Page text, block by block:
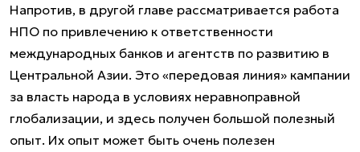
Напротив, в другой главе рассматривается работа
НПО по привлечению к ответственности
международных банков и агентств по развитию в
Центральной Азии. Это «передовая линия» кампании
за власть народа в условиях неравноправной
глобализации, и здесь получен большой полезный
опыт. Их опыт может быть очень полезен